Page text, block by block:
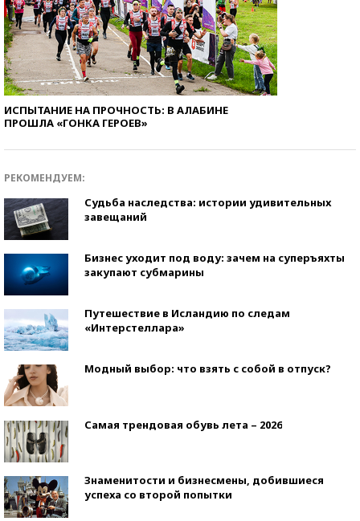
ИСПЫТАНИЕ НА ПРОЧНОСТЬ: В АЛАБИНЕ
ПРОШЛА «ГОНКА ГЕРОЕВ»
РЕКОМЕНДУЕМ:
Судьба наследства: истории удивительных
завещаний
Бизнес уходит под воду: зачем на суперъяхты
закупают субмарины
Путешествие в Исландию по следам
«Интерстеллара»
Модный выбор: что взять с собой в отпуск?
Самая трендовая обувь лета – 2026
Знаменитости и бизнесмены, добившиеся
успеха со второй попытки